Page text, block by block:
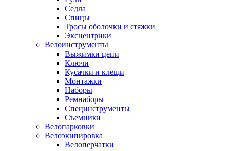
Седла
Спицы
Тросы оболочки и стяжки
Эксцентрики
Велоинструменты
Выжимки цепи
Ключи
Кусачки и клещи
Монтажки
Наборы
Ремнаборы
Специнструменты
Съемники
Велопарковки
Велоэкипировка
Велоперчатки